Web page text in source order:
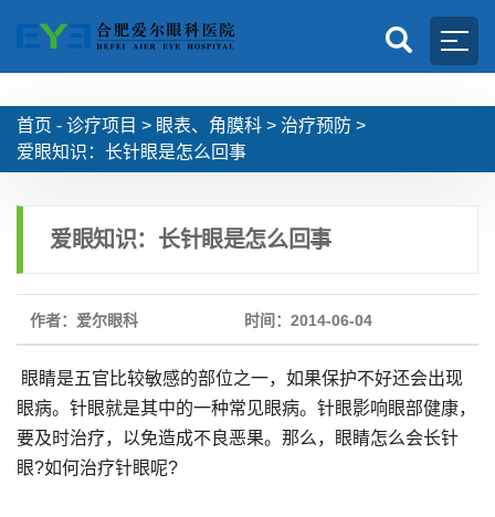
首页 - 诊疗项目 > 眼表、角膜科 > 治疗预防 >
爱眼知识：长针眼是怎么回事
爱眼知识：长针眼是怎么回事
作者：爱尔眼科 时间：2014-06-04
眼睛是五官比较敏感的部位之一，如果保护不好还会出现
眼病。针眼就是其中的一种常见眼病。针眼影响眼部健康，
要及时治疗，以免造成不良恶果。那么，眼睛怎么会长针
眼?如何治疗针眼呢?